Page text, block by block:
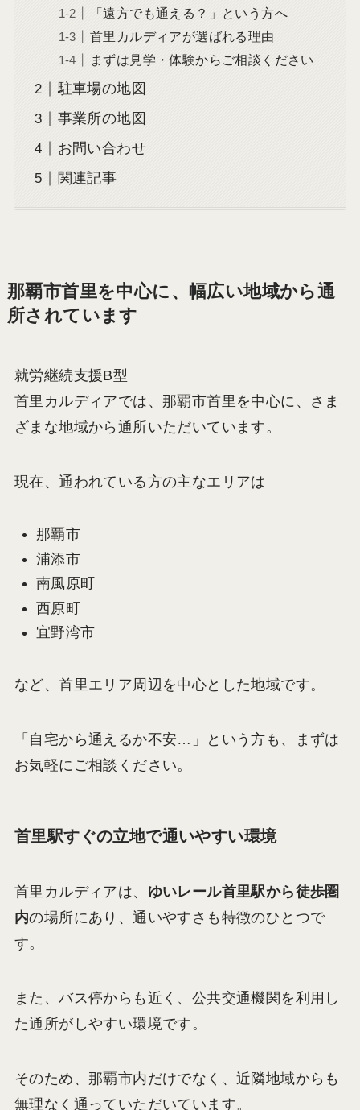
「遠方でも通える？」という方へ
首里カルディアが選ばれる理由
まずは見学・体験からご相談ください
駐車場の地図
事業所の地図
お問い合わせ
関連記事
那覇市首里を中心に、幅広い地域から通
所されています
就労継続支援B型
首里カルディアでは、那覇市首里を中心に、さま
ざまな地域から通所いただいています。
現在、通われている方の主なエリアは
那覇市
浦添市
南風原町
西原町
宜野湾市
など、首里エリア周辺を中心とした地域です。
「自宅から通えるか不安…」という方も、まずは
お気軽にご相談ください。
首里駅すぐの立地で通いやすい環境
首里カルディアは、 ゆいレール首里駅から徒歩圏
内の場所にあり、通いやすさも特徴のひとつで
す。
また、バス停からも近く、公共交通機関を利用し
た通所がしやすい環境です。
そのため、那覇市内だけでなく、近隣地域からも
無理なく通っていただいています。